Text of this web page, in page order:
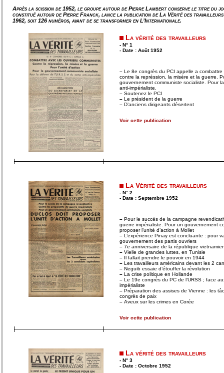
Après la scission de 1952, le groupe autour de Pierre Lambert conserve le titre du
constitué autour de Pierre Franck, lance la publication de La Vérité des travailleurs
1962, soit 126 numéros, avant de se transformer en L’Internationale.
La vérité des travailleurs
- N° 1
- Date : Août 1952
– Le 8e congrès du PCI appelle a combattre
contre la représsion, la misère et la guerre.
gouvernement communiste socialiste. Pour
anti-impérialiste.
– Soutenez le PCI
– Le président de la guerre
– D’anciens dirigeants désertent
Voir cette publication
La Vérité des travailleurs
- N° 2
- Date : Septembre 1952
– Pour le succès de la campagne
guerre impérialiste. Pour un gouvernement
proposer l’unité d’action à Mollet
– L’expérience Pinay est concluante : pour
gouvernement des partis ouvriers
– 7e anniversaire de la république
– Vielle de grandes luttes, en Tunisie
– Il fallait prendre le pouvoir en 1944
– Les travailleurs américains devant les 2
– Neguib essaie d’étouffer la révolution
– La crise politique en Hollande
– Le 19e congrès du PC de l’URSS ; face
impérialiste
– Préparation des assises de Vienne : les
congrès de paix
– Aveux sur les crimes en Corée
Voir cette publication
La vérité des travailleurs
- N° 3
- Date : Octobre 1952